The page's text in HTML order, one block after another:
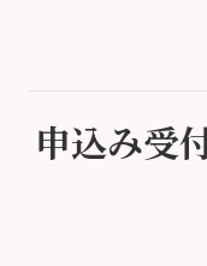
申込み受